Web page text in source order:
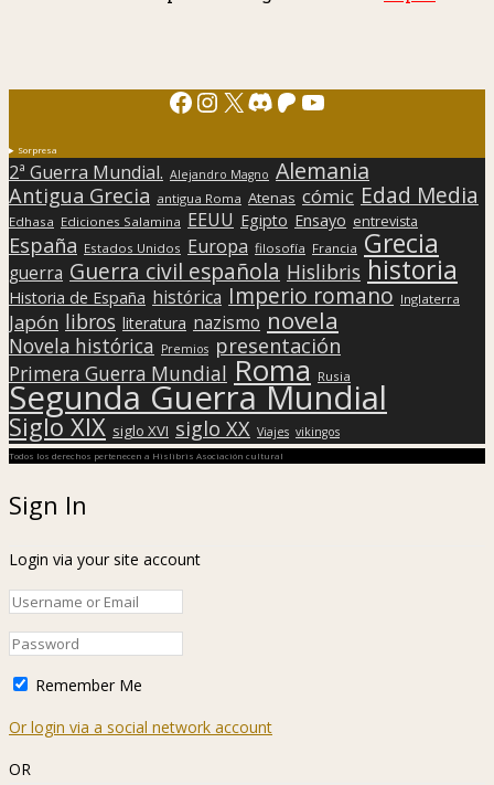
Facebook
Instagram
X Discord
Patreon
YouTube
Sorpresa
2ª Guerra Mundial. Alejandro Magno Alemania
Antigua Grecia antigua Roma Atenas cómic Edad Media
Edhasa Ediciones Salamina EEUU Egipto Ensayo entrevista
España Estados Unidos Europa filosofía Francia Grecia
guerra Guerra civil española Hislibris historia
Historia de España histórica Imperio romano Inglaterra
Japón libros literatura nazismo novela
Novela histórica Premios presentación
Primera Guerra Mundial Roma Rusia
Segunda Guerra Mundial
Siglo XIX siglo XVI siglo XX Viajes vikingos
Todos los derechos pertenecen a Hislibris Asociación cultural
Sign In
Login via your site account
Remember Me
Or login via a social network account
OR